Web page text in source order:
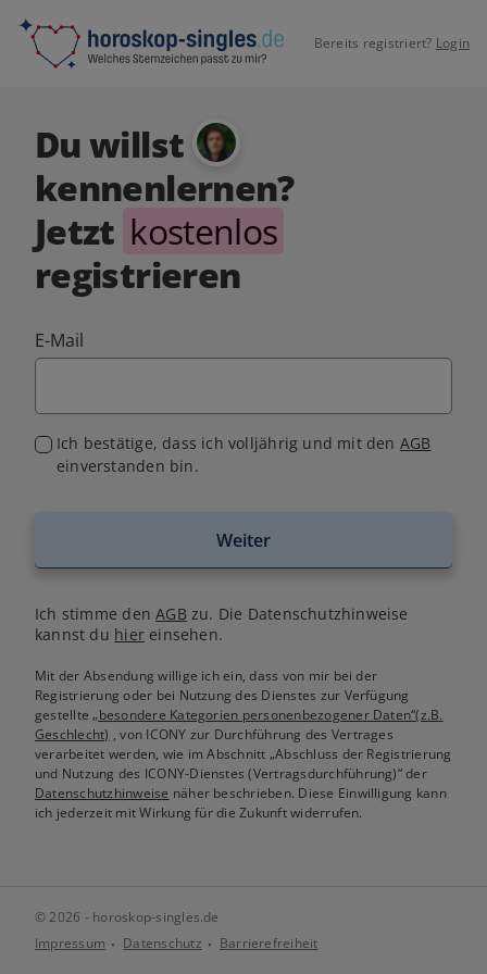
Bereits registriert? Login
Du willst
kennenlernen?
Jetzt kostenlos
registrieren
E-Mail
Ich bestätige, dass ich volljährig und mit den AGB
einverstanden bin.
Weiter
Ich stimme denAGB zu. Die Datenschutzhinweise
kannst du hiereinsehen.
Mit der Absendung willige ich ein, dass von mir bei der
Registrierung oder bei Nutzung des Dienstes zur Verfügung
gestellte„besondere Kategorien personenbezogener Daten“(z.B.
Geschlecht) , von ICONY zur Durchführung des Vertrages
verarbeitet werden, wie im Abschnitt „Abschluss der Registrierung
und Nutzung des ICONY-Dienstes (Vertragsdurchführung)“ der
Datenschutzhinweise näher beschrieben. Diese Einwilligung kann
ich jederzeit mit Wirkung für die Zukunft widerrufen.
© 2026 - horoskop-singles.de
Impressum
Datenschutz Barrierefreiheit